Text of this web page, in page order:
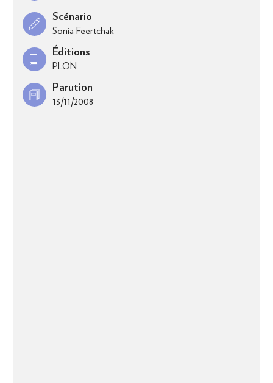
Scénario
Sonia Feertchak
Éditions
PLON
Parution
13/11/2008